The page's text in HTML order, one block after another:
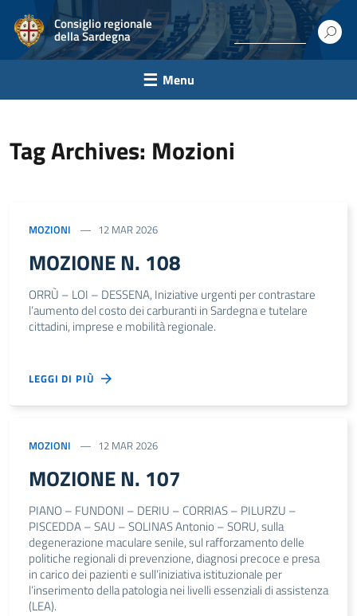
Consiglio regionale
della Sardegna
Menu
Tag Archives: Mozioni
MOZIONI 12 MAR 2026
MOZIONE N. 108
ORRÙ – LOI – DESSENA, Iniziative urgenti per contrastare
l’aumento del costo dei carburanti in Sardegna e tutelare
cittadini, imprese e mobilità regionale.
LEGGI DI PIÙ
MOZIONI 12 MAR 2026
MOZIONE N. 107
PIANO – FUNDONI – DERIU – CORRIAS – PILURZU –
PISCEDDA – SAU – SOLINAS Antonio – SORU, sulla
degenerazione maculare senile, sul rafforzamento delle
politiche regionali di prevenzione, diagnosi precoce e presa
in carico dei pazienti e sull’iniziativa istituzionale per
l’inserimento della patologia nei livelli essenziali di assistenza
(LEA).